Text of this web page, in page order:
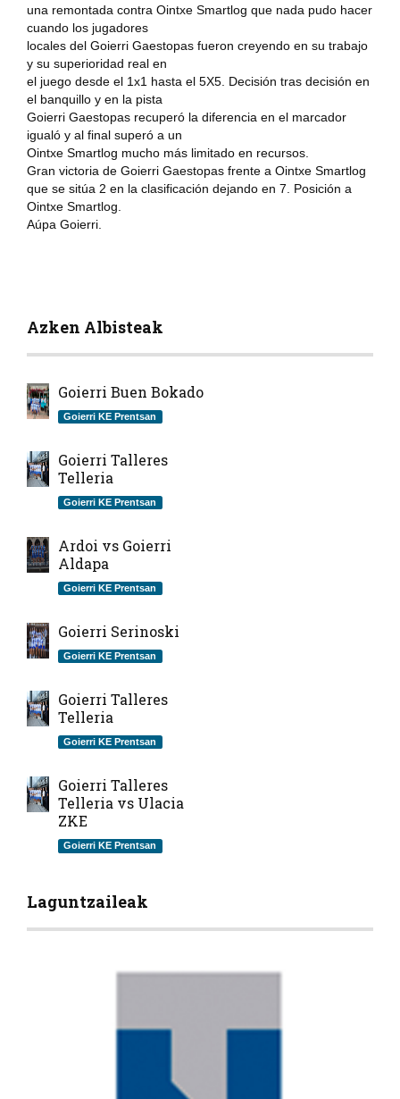
una remontada contra Ointxe Smartlog que nada pudo hacer
cuando los jugadores
locales del Goierri Gaestopas fueron creyendo en su trabajo
y su superioridad real en
el juego desde el 1x1 hasta el 5X5. Decisión tras decisión en
el banquillo y en la pista
Goierri Gaestopas recuperó la diferencia en el marcador
igualó y al final superó a un
Ointxe Smartlog mucho más limitado en recursos.
Gran victoria de Goierri Gaestopas frente a Ointxe Smartlog
que se sitúa 2 en la clasificación dejando en 7. Posición a
Ointxe Smartlog.
Aúpa Goierri.
Azken Albisteak
Goierri Buen Bokado
Goierri KE Prentsan
Goierri Talleres
Telleria
Goierri KE Prentsan
Ardoi vs Goierri
Aldapa
Goierri KE Prentsan
Goierri Serinoski
Goierri KE Prentsan
Goierri Talleres
Telleria
Goierri KE Prentsan
Goierri Talleres
Telleria vs Ulacia
ZKE
Goierri KE Prentsan
Laguntzaileak